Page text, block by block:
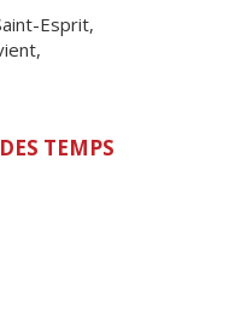
Esprit,
TEMPS